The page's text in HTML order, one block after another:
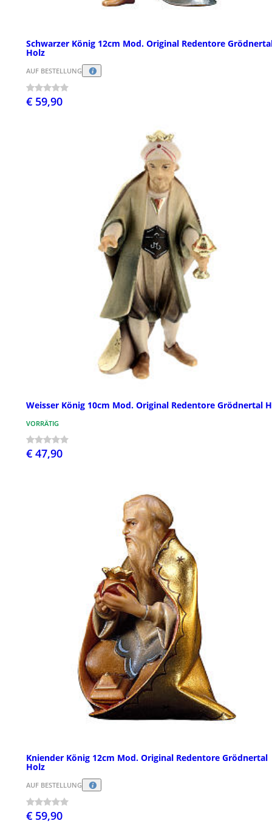
Schwarzer König 12cm Mod. Original Redentore
Holz
AUF BESTELLUNG
€ 59,90
Weisser König 10cm Mod. Original Redentore Grödnertal
VORRÄTIG
€ 47,90
Kniender König 12cm Mod. Original Redentore Grödnertal
Holz
AUF BESTELLUNG
€ 59,90